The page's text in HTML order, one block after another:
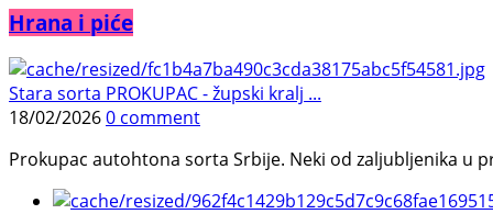
Hrana i piće
Stara sorta PROKUPAC - župski kralj ...
18/02/20260 comment
Prokupac autohtona sorta Srbije. Neki od zaljubljenika u